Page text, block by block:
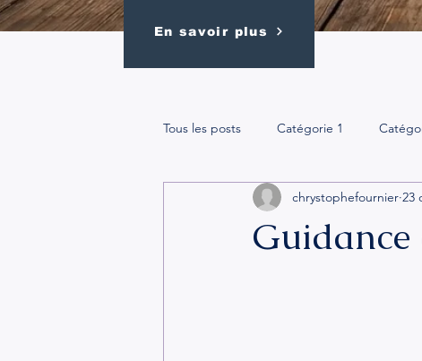
En savoir plus
Tous les posts Catégorie 1
Guidance
chrystophefournier 23